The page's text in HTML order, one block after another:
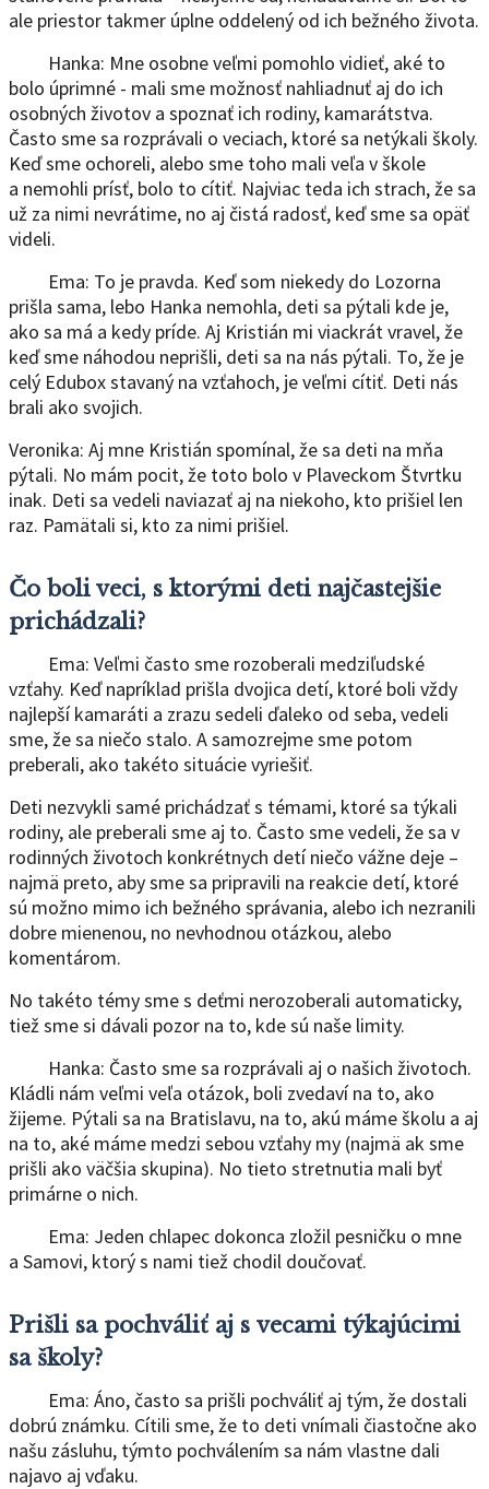
ale priestor takmer úplne oddelený od ich bežného života.
Hanka: Mne osobne veľmi pomohlo vidieť, aké to
bolo úprimné - mali sme možnosť nahliadnuť aj do ich
osobných životov a spoznať ich rodiny, kamarátstva.
Často sme sa rozprávali o veciach, ktoré sa netýkali školy.
Keď sme ochoreli, alebo sme toho mali veľa v škole
a nemohli prísť, bolo to cítiť. Najviac teda ich strach, že sa
už za nimi nevrátime, no aj čistá radosť, keď sme sa opäť
videli.
Ema: To je pravda. Keď som niekedy do Lozorna
prišla sama, lebo Hanka nemohla, deti sa pýtali kde je,
ako sa má a kedy príde. Aj Kristián mi viackrát vravel, že
keď sme náhodou neprišli, deti sa na nás pýtali. To, že je
celý Edubox stavaný na vzťahoch, je veľmi cítiť. Deti nás
brali ako svojich.
Veronika: Aj mne Kristián spomínal, že sa deti na mňa
pýtali. No mám pocit, že toto bolo v Plaveckom Štvrtku
inak. Deti sa vedeli naviazať aj na niekoho, kto prišiel len
raz. Pamätali si, kto za nimi prišiel.
Čo boli veci, s ktorými deti najčastejšie
prichádzali?
Ema: Veľmi často sme rozoberali medziľudské
vzťahy. Keď napríklad prišla dvojica detí, ktoré boli vždy
najlepší kamaráti a zrazu sedeli ďaleko od seba, vedeli
sme, že sa niečo stalo. A samozrejme sme potom
preberali, ako takéto situácie vyriešiť.
Deti nezvykli samé prichádzať s témami, ktoré sa týkali
rodiny, ale preberali sme aj to. Často sme vedeli, že sa v
rodinných životoch konkrétnych detí niečo vážne deje –
najmä preto, aby sme sa pripravili na reakcie detí, ktoré
sú možno mimo ich bežného správania, alebo ich nezranili
dobre mienenou, no nevhodnou otázkou, alebo
komentárom.
No takéto témy sme s deťmi nerozoberali automaticky,
tiež sme si dávali pozor na to, kde sú naše limity.
Hanka: Často sme sa rozprávali aj o našich životoch.
Kládli nám veľmi veľa otázok, boli zvedaví na to, ako
žijeme. Pýtali sa na Bratislavu, na to, akú máme školu a aj
na to, aké máme medzi sebou vzťahy my (najmä ak sme
prišli ako väčšia skupina). No tieto stretnutia mali byť
primárne o nich.
Ema: Jeden chlapec dokonca zložil pesničku o mne
a Samovi, ktorý s nami tiež chodil doučovať.
Prišli sa pochváliť aj s vecami týkajúcimi
sa školy?
Ema: Áno, často sa prišli pochváliť aj tým, že dostali
dobrú známku. Cítili sme, že to deti vnímali čiastočne ako
našu zásluhu, týmto pochválením sa nám vlastne dali
najavo aj vďaku.